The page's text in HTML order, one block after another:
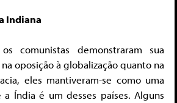
Indiana
comunistas demonstraram sua
oposição à globalização quanto na
eles mantiveram-se como uma
Índia é um desses países. Alguns